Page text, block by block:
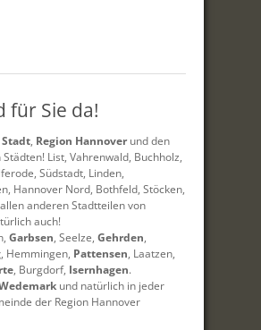
für Sie da!
, Region Hannoverund den
List, Vahrenwald, Buchholz,
Südstadt, Linden,
Hannover Nord, Bothfeld, Stöcken,
anderen Stadtteilen von
auch!
Garbsen, Seelze, Gehrden,
, Hemmingen, Pattensen, Laatzen,
, Burgdorf, Isernhagen.
und natürlich in jeder
der Region Hannover